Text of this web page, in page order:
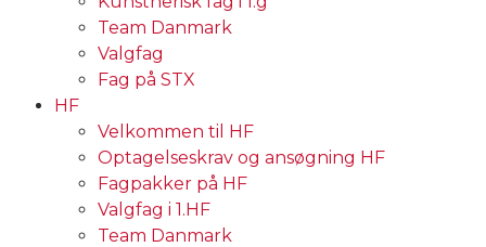
Team Danmark
Valgfag
Fag på STX
HF
Velkommen til HF
Optagelseskrav og ansøgning HF
Fagpakker på HF
Valgfag i 1.HF
Team Danmark